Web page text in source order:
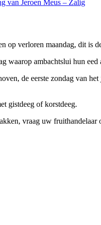
van Jeroen Meus – Zalig
op verloren maandag, dit is
waarop ambachtslui hun
de eerste zondag van het
gistdeeg of korstdeeg.
vraag uw fruithandelaar